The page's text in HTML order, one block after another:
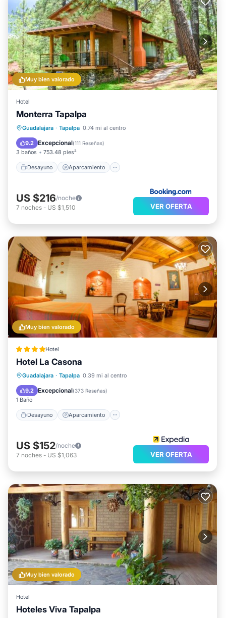
Muy bien valorado
Hotel
Monterra Tapalpa
Guadalajara · Tapalpa 0.74 mi al centro
9.2 Excepcional(111 Reseñas)
3 baños 753.48 pies²
Desayuno Aparcamiento
Desayuno
Aparcamiento
Balcón/Terraza
US $216/noche
7 noches - US $1,510 VER OFERTA
Muy bien valorado
Hotel
Hotel La Casona
Guadalajara · Tapalpa 0.39 mi al centro
9.2 Excepcional(373 Reseñas)
1 Baño
Desayuno Aparcamiento
Desayuno
Aparcamiento
Balcón/Terraza
US $152/noche
7 noches - US $1,063 VER OFERTA
Muy bien valorado
Hotel
Hoteles Viva Tapalpa